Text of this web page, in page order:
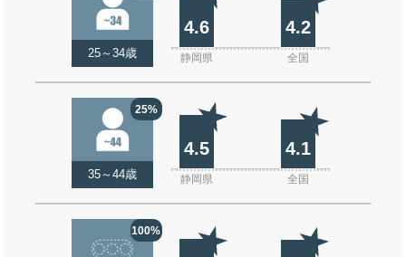
25～34歳
4.6 4.2
静岡県 全国
25%
35～44歳
4.5 4.1
静岡県 全国
100%